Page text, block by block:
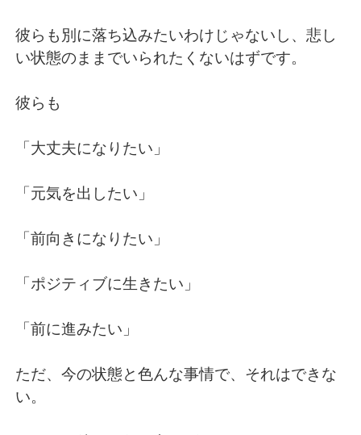
彼らも別に落ち込みたいわけじゃないし、悲し
い状態のままでいられたくないはずです。
彼らも
「大丈夫になりたい」
「元気を出したい」
「前向きになりたい」
「ポジティブに生きたい」
「前に進みたい」
ただ、今の状態と色んな事情で、それはできな
い。